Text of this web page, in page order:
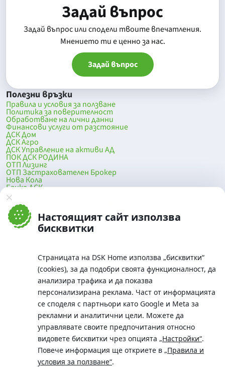
Настоящият сайт използва
бисквитки
Страницата на DSK Home използва „бисквитки“
(cookies), за да подобри своята функционалност, да
анализира трафика и да показва
персонализирана реклама. Част от информацията
се споделя с партньори като Google и Meta за
рекламни и аналитични цели. Можете да
управлявате своите предпочитания относно
видовете бисквитки чрез опцията „Настройки“.
Повече информация ще откриете в „Правила и
условия за ползване“.
Задай въпрос
Задай въпрос или сподели твоите впечатления.
Mнението ти е ценно за нас.
Задай въпрос
Полезни връзки
Правила и условия за ползване
Политика за поверителност
Обработване на лични данни
Финансови услуги от разстояние
ДСК Дом
ДСК Агро
ДСК Управление на активи АД
ПОК ДСК РОДИНА
ОТП Лизинг
ОТП Застрахователен Брокер
Нова Кола
Банка ДСК
DSK Mobile
Оферти за продажба от Банка ДСК
Клонова мрежа и банкомати
До началото на страницата
Телефон:
0700 10 375 / *2375
Московска No.19 / ул. Г. Бенковски No. 5, София 1036
SWIFT/BIC: